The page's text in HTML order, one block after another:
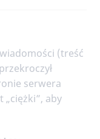
(treść
serwera
aby